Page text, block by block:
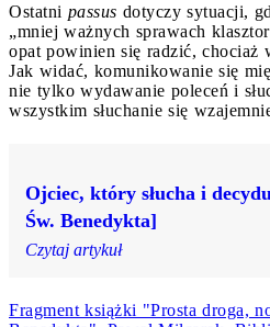
Ostatni passus dotyczy sytuacji,
„mniej ważnych sprawach
opat powinien się radzić, chociaż
Jak widać, komunikowanie się
nie tylko wydawanie poleceń i
wszystkim słuchanie się
Ojciec, który słucha i
Św. Benedykta]
Czytaj artykuł
Fragment książki "Prosta droga,